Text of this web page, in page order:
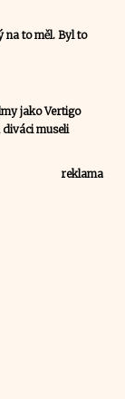
na to měl. Byl to
jako Vertigo
diváci museli
reklama